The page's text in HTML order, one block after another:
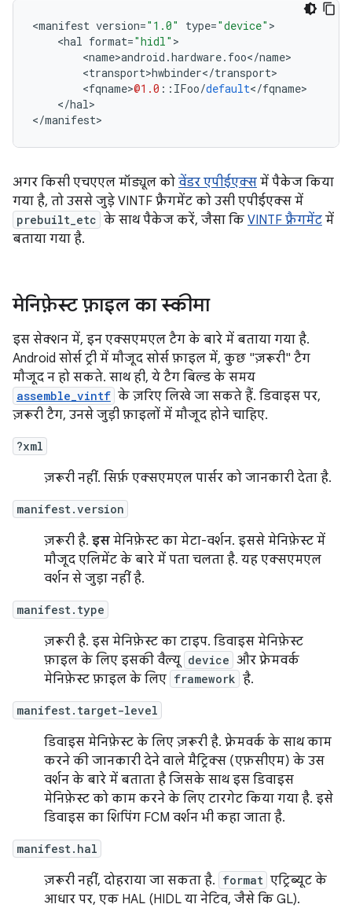
<manifest version="1.0" type="device" >
<hal format="hidl" >
<name>android .hardware. foo</name>
<transport>hwbinder</transport>
<fqname>@1.0 :: IFoo/default</fqname>
</hal>
</manifest>
अगर किसी एचएएल मॉड्यूल को वेंडर एपीईएक्स में पैकेज किया
गया है, तो उससे जुड़े VINTF फ़्रैगमेंट को उसी एपीईएक्स में
prebuilt_etc के साथ पैकेज करें, जैसा कि VINTF फ़्रैगमेंट में
बताया गया है.
मेनिफ़ेस्ट फ़ाइल का स्कीमा
इस सेक्शन में, इन एक्सएमएल टैग के बारे में बताया गया है.
Android सोर्स ट्री में मौजूद सोर्स फ़ाइल में, कुछ "ज़रूरी" टैग
मौजूद न हो सकते. साथ ही, ये टैग बिल्ड के समय
assemble_vintf के ज़रिए लिखे जा सकते हैं. डिवाइस पर,
ज़रूरी टैग, उनसे जुड़ी फ़ाइलों में मौजूद होने चाहिए.
?xml
ज़रूरी नहीं. सिर्फ़ एक्सएमएल पार्सर को जानकारी देता है.
manifest.version
ज़रूरी है. इस मेनिफ़ेस्ट का मेटा-वर्शन. इससे मेनिफ़ेस्ट में
मौजूद एलिमेंट के बारे में पता चलता है. यह एक्सएमएल
वर्शन से जुड़ा नहीं है.
manifest.type
ज़रूरी है. इस मेनिफ़ेस्ट का टाइप. डिवाइस मेनिफ़ेस्ट
फ़ाइल के लिए इसकी वैल्यू device और फ़्रेमवर्क
मेनिफ़ेस्ट फ़ाइल के लिए framework है.
manifest.target-level
डिवाइस मेनिफ़ेस्ट के लिए ज़रूरी है. फ़्रेमवर्क के साथ काम
करने की जानकारी देने वाले मैट्रिक्स (एफ़सीएम) के उस
वर्शन के बारे में बताता है जिसके साथ इस डिवाइस
मेनिफ़ेस्ट को काम करने के लिए टारगेट किया गया है. इसे
डिवाइस का शिपिंग FCM वर्शन भी कहा जाता है.
manifest.hal
ज़रूरी नहीं, दोहराया जा सकता है. format एट्रिब्यूट के
आधार पर, एक HAL (HIDL या नेटिव, जैसे कि GL).